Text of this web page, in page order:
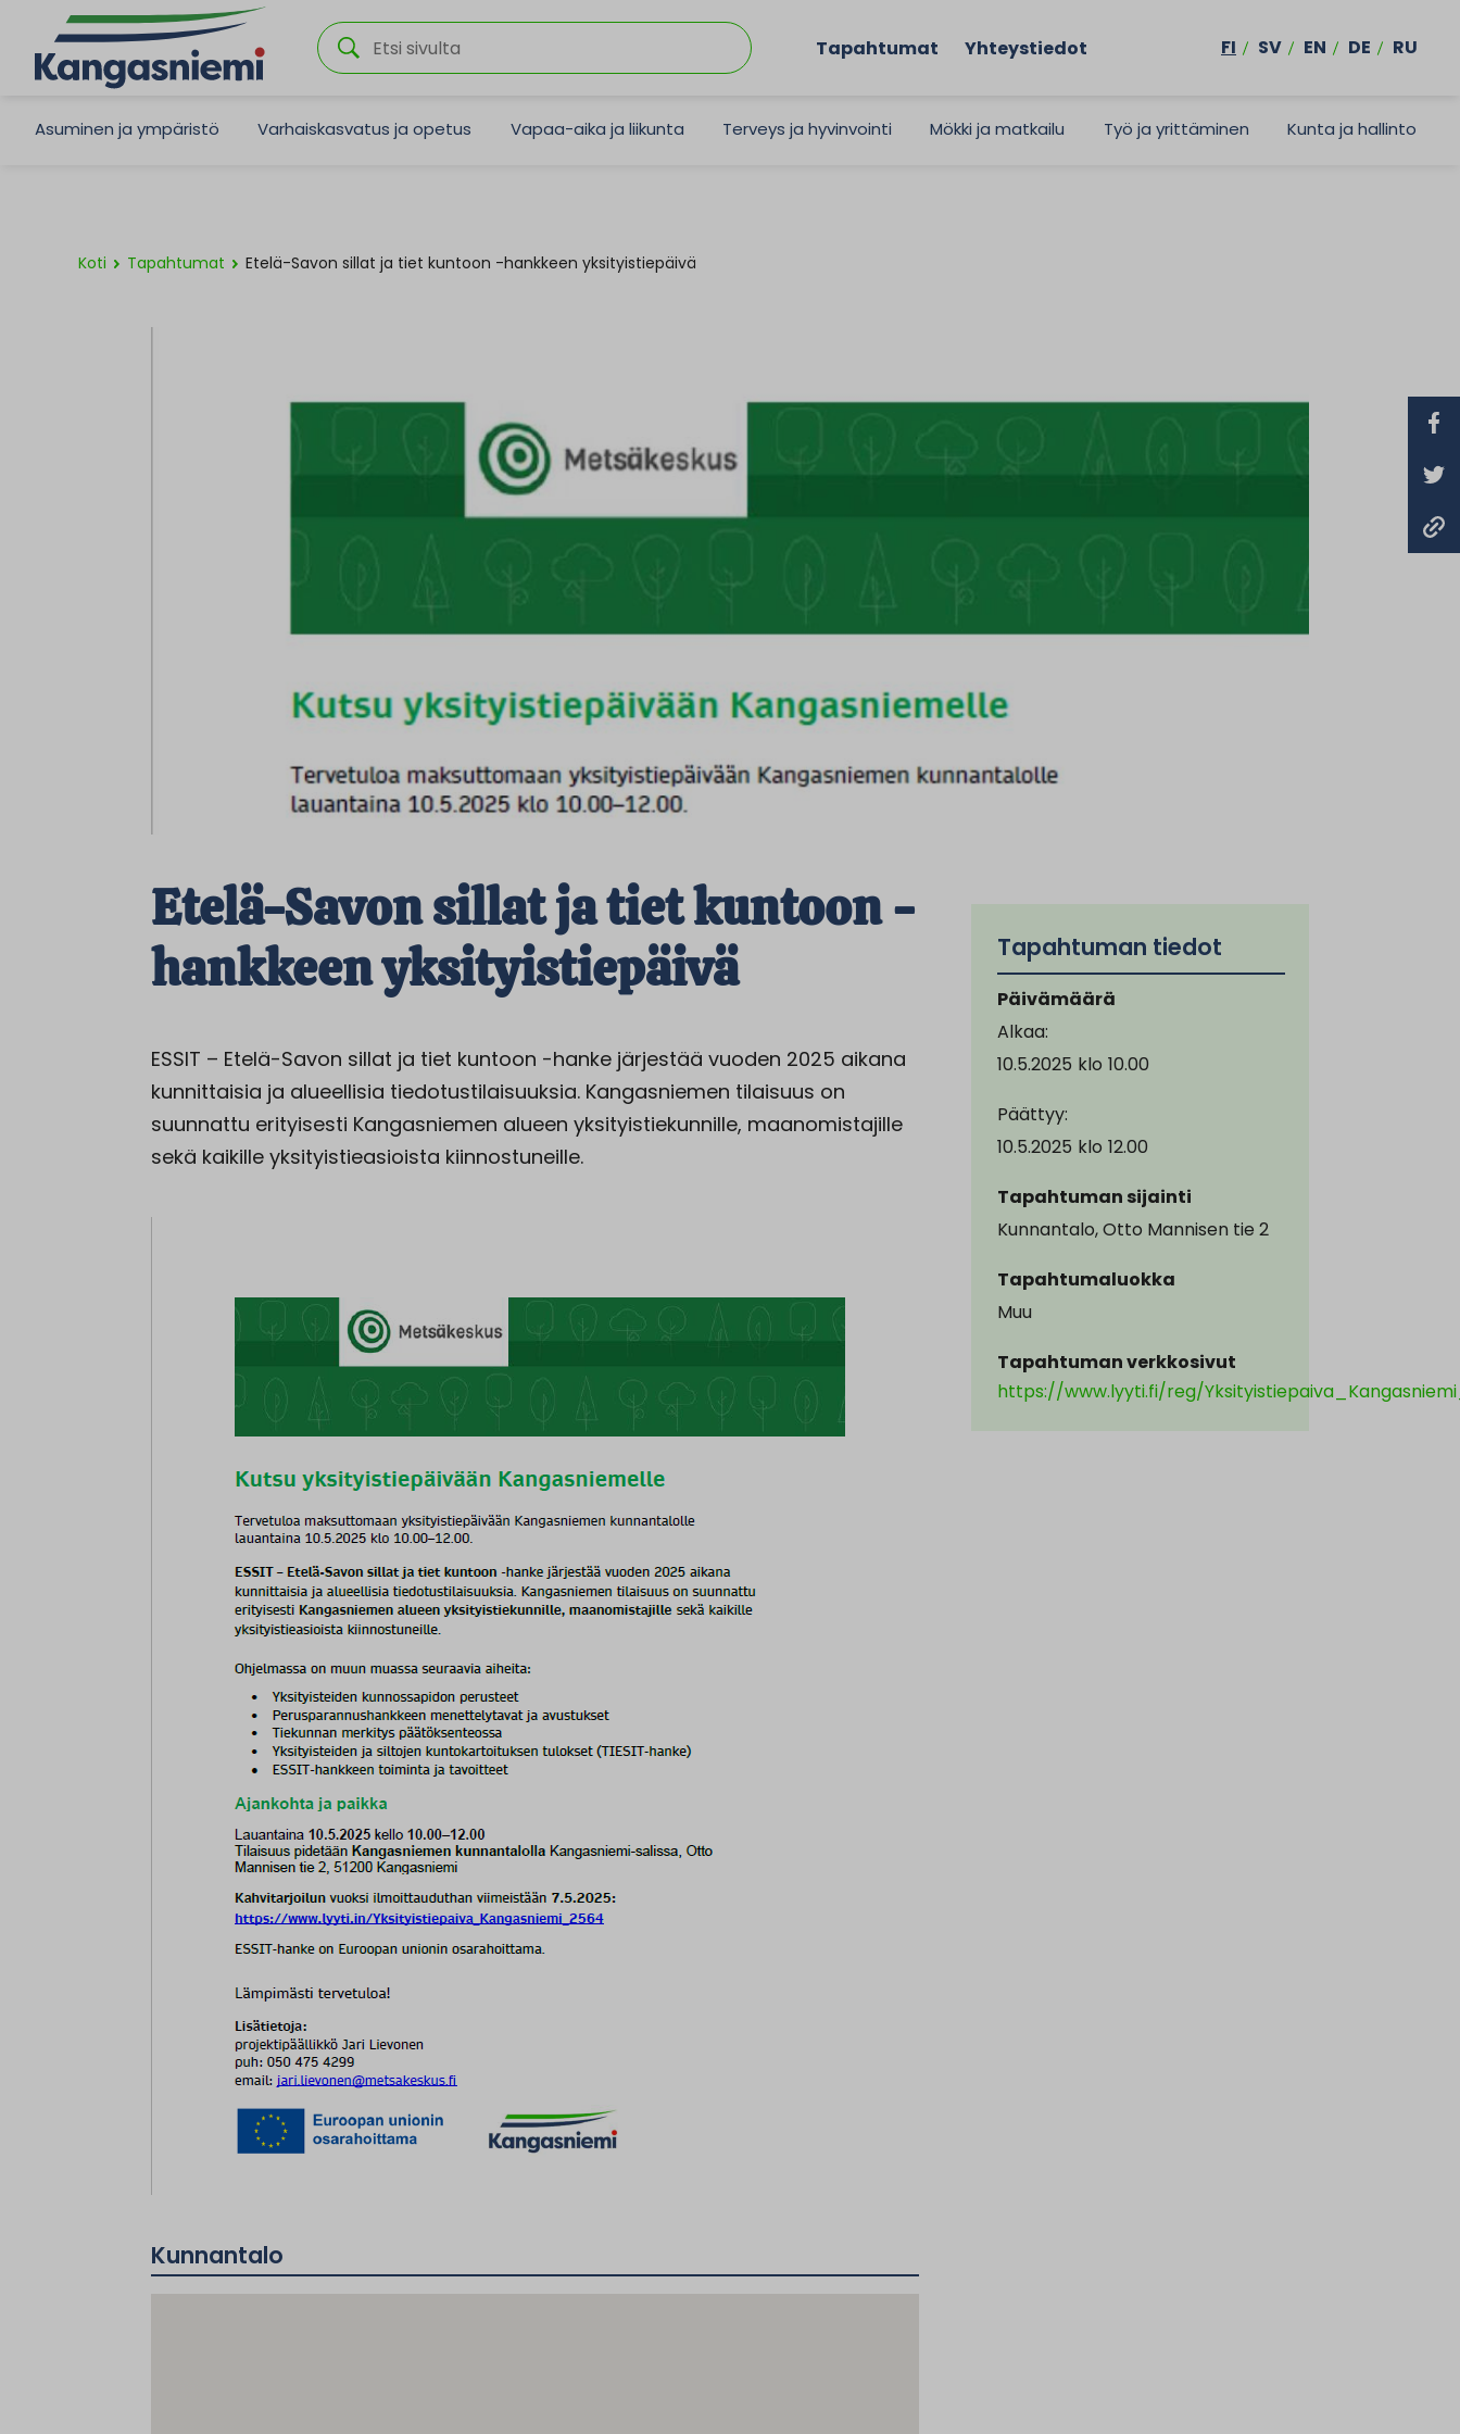
Tapahtumat Yhteystiedot FI SV EN DE RU
Asuminen ja ympäristö Varhaiskasvatus ja opetus Vapaa-aika ja liikunta Terveys ja hyvinvointi Mökki ja matkailu Työ ja yrittäminen Kunta ja hallinto
Koti Tapahtumat Etelä-Savon sillat ja tiet kuntoon -hankkeen yksityistiepäivä
Etelä-Savon sillat ja tiet kuntoon -
hankkeen yksityistiepäivä
ESSIT – Etelä-Savon sillat ja tiet kuntoon -hanke järjestää vuoden 2025 aikana
kunnittaisia ja alueellisia tiedotustilaisuuksia. Kangasniemen tilaisuus on
suunnattu erityisesti Kangasniemen alueen yksityistiekunnille, maanomistajille
sekä kaikille yksityistieasioista kiinnostuneille.
Kunnantalo
Tapahtuman tiedot
Päivämäärä
Alkaa:
10.5.2025 klo 10.00
Päättyy:
10.5.2025 klo 12.00
Tapahtuman sijainti
Kunnantalo, Otto Mannisen tie 2
Tapahtumaluokka
Muu
Tapahtuman verkkosivut
https://www.lyyti.fi/reg/